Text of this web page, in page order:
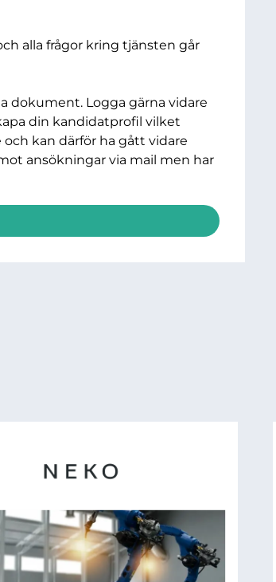
alla frågor kring tjänsten går
dokument. Logga gärna vidare
din kandidatprofil vilket
kan därför ha gått vidare
ansökningar via mail men har